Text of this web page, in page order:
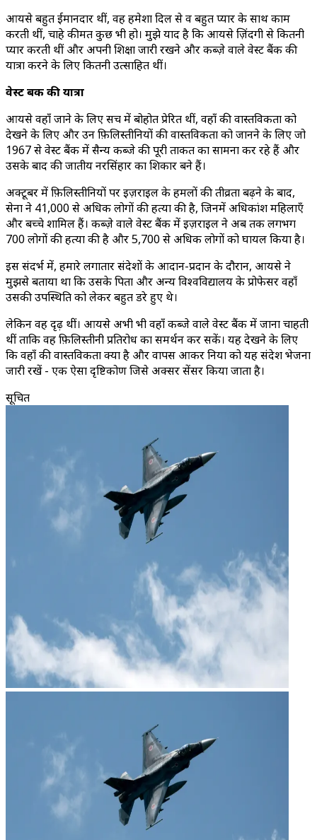
आयसे बहुत ईमानदार थीं, वह हमेशा दिल से व बहुत प्यार के साथ काम
करती थीं, चाहे कीमत कुछ भी हो। मुझे याद है कि आयसे ज़िंदगी से कितनी
प्यार करती थीं और अपनी शिक्षा जारी रखने और कब्ज़े वाले वेस्ट बैंक की
यात्रा करने के लिए कितनी उत्साहित थीं।
वेस्ट बैंक की यात्रा
आयसे वहाँ जाने के लिए सच में बोहोत प्रेरित थीं, वहाँ की वास्तविकता को
देखने के लिए और उन फ़िलिस्तीनियों की वास्तविकता को जानने के लिए जो
1967 से वेस्ट बैंक में सैन्य कब्जे की पूरी ताकत का सामना कर रहे हैं और
उसके बाद की जातीय नरसिंहार का शिकार बने हैं।
अक्टूबर में फ़िलिस्तीनियों पर इज़राइल के हमलों की तीव्रता बढ़ने के बाद,
सेना ने 41,000 से अधिक लोगों की हत्या की है, जिनमें अधिकांश महिलाएँ
और बच्चे शामिल हैं। कब्ज़े वाले वेस्ट बैंक में इज़राइल ने अब तक लगभग
700 लोगों की हत्या की है और 5,700 से अधिक लोगों को घायल किया है।
इस संदर्भ में, हमारे लगातार संदेशों के आदान-प्रदान के दौरान, आयसे ने
मुझसे बताया था कि उसके पिता और अन्य विश्वविद्यालय के प्रोफेसर वहाँ
उसकी उपस्थिति को लेकर बहुत डरे हुए थे।
लेकिन वह दृढ़ थीं। आयसे अभी भी वहाँ कब्जे वाले वेस्ट बैंक में जाना चाहती
थीं ताकि वह फ़िलिस्तीनी प्रतिरोध का समर्थन कर सकें। यह देखने के लिए
कि वहाँ की वास्तविकता क्या है और वापस आकर दुनिया को यह संदेश भेजना
जारी रखें - एक ऐसा दृष्टिकोण जिसे अक्सर सेंसर किया जाता है।
सूचित